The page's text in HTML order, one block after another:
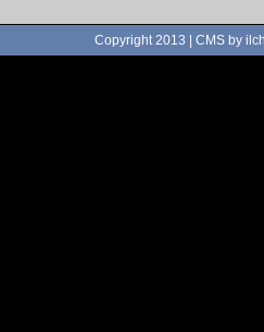
Copyright 2013 | CMS by